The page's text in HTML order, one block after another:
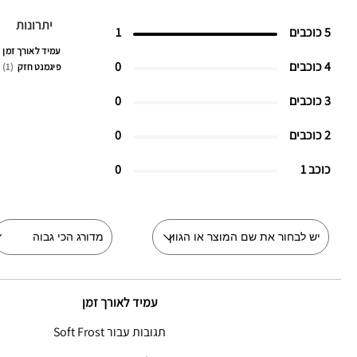
5 כוכבים 1
4 כוכבים 0
3 כוכבים 0
2 כוכבים 0
כוכב 1 0
יתרונות
עמיד לאורך זמן
פיגמנט חזק
1
עמיד לאורך זמן
תגובות עבור Soft Frost